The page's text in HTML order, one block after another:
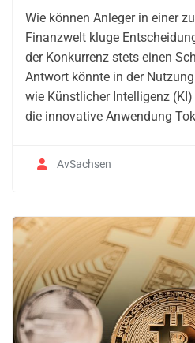
Wie können Anleger in einer
Finanzwelt kluge
der Konkurrenz stets einen
Antwort könnte in der
wie Künstlicher Intelligenz
die innovative Anwendung
AvSachsen